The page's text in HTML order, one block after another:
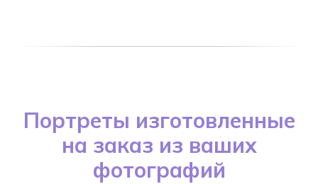
Портреты изготовленные
на заказ из ваших
фотографий